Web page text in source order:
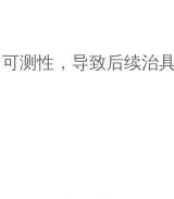
测性，导致后续治